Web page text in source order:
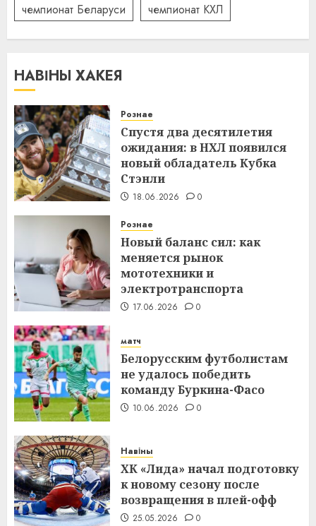
чемпионат Беларуси
чемпионат КХЛ
НАВІНЫ ХАКЕЯ
Рознае
Спустя два десятилетия
ожидания: в НХЛ появился
новый обладатель Кубка
Стэнли
18.06.2026 0
Рознае
Новый баланс сил: как
меняется рынок
мототехники и
электротранспорта
17.06.2026 0
матч
Белорусским футболистам
не удалось победить
команду Буркина-Фасо
10.06.2026 0
Навіны
ХК «Лида» начал подготовку
к новому сезону после
возвращения в плей-офф
25.05.2026 0